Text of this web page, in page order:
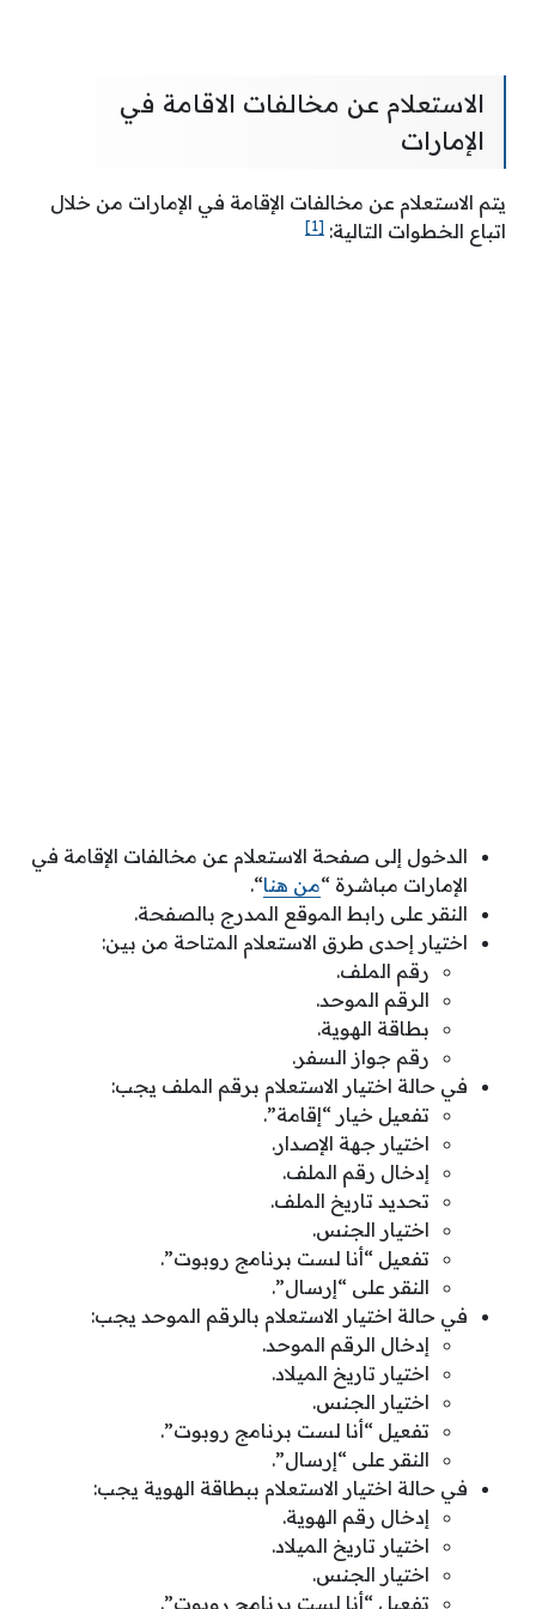
الاستعلام عن مخالفات الاقامة في
الإمارات
يتم الاستعلام عن مخالفات الإقامة في الإمارات من خلال
اتباع الخطوات التالية: [1]
الدخول إلى صفحة الاستعلام عن مخالفات الإقامة في
الإمارات مباشرة “من هنا“.
النقر على رابط الموقع المدرج بالصفحة.
اختيار إحدى طرق الاستعلام المتاحة من بين:
رقم الملف.
الرقم الموحد.
بطاقة الهوية.
رقم جواز السفر.
في حالة اختيار الاستعلام برقم الملف يجب:
تفعيل خيار “إقامة”.
اختيار جهة الإصدار.
إدخال رقم الملف.
تحديد تاريخ الملف.
اختيار الجنس.
تفعيل “أنا لست برنامج روبوت”.
النقر على “إرسال”.
في حالة اختيار الاستعلام بالرقم الموحد يجب:
إدخال الرقم الموحد.
اختيار تاريخ الميلاد.
اختيار الجنس.
تفعيل “أنا لست برنامج روبوت”.
النقر على “إرسال”.
في حالة اختيار الاستعلام ببطاقة الهوية يجب:
إدخال رقم الهوية.
اختيار تاريخ الميلاد.
اختيار الجنس.
تفعيل “أنا لست برنامج روبوت”.